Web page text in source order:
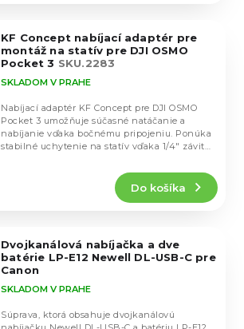
KF Concept nabíjací adaptér pre
montáž na statív pre DJI OSMO
Pocket 3 SKU.2283
SKLADOM V PRAHE
Do košíka
Nabíjací adaptér KF Concept pre DJI OSMO
Pocket 3 umožňuje súčasné natáčanie a
nabíjanie vďaka bočnému pripojeniu. Ponúka
stabilné uchytenie na statív vďaka 1/4" závitu
Dvojkanálová nabíjačka a dve
batérie LP-E12 Newell DL-USB-C pre
Canon
SKLADOM V PRAHE
Súprava, ktorá obsahuje dvojkanálovú